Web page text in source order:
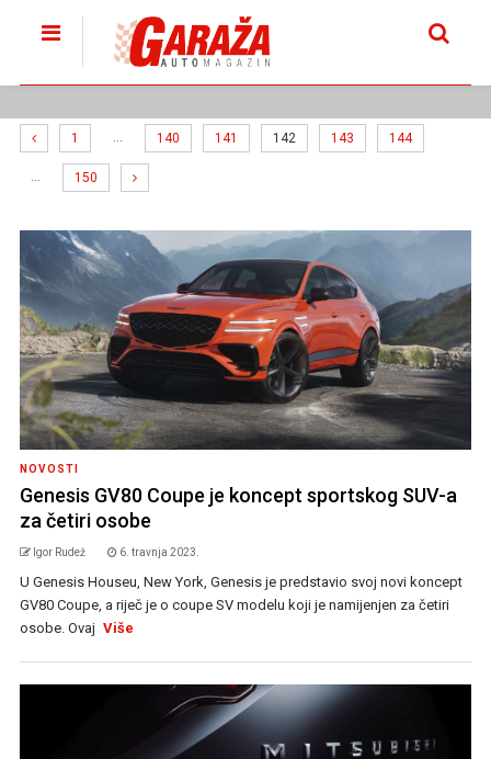
1 … 140 141 142 143 144
… 150
NOVOSTI
Genesis GV80 Coupe je koncept sportskog SUV-a
za četiri osobe
Igor Rudež 6. travnja 2023.
U Genesis Houseu, New York, Genesis je predstavio svoj novi koncept
GV80 Coupe, a riječ je o coupe SV modelu koji je namijenjen za četiri
osobe. Ovaj Više